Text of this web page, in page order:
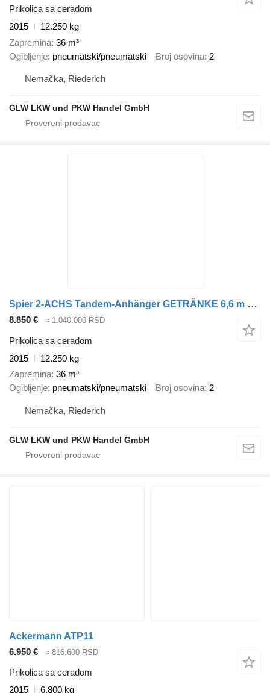
Prikolica sa ceradom
2015
12.250 kg
Zapremina 36 m³
Ogibljenje pneumatski/pneumatski Broj osovina 2
Nemačka, Riederich
GLW LKW und PKW Handel GmbH
Spier 2-ACHS Tandem-Anhänger GETRÄNKE 6,6 m LBW 2 to
8.850 € ≈ 1.040.000 RSD
Prikolica sa ceradom
2015
12.250 kg
Zapremina 36 m³
Ogibljenje pneumatski/pneumatski Broj osovina 2
Nemačka, Riederich
GLW LKW und PKW Handel GmbH
Ackermann ATP11
6.950 €
≈ 816.600 RSD
Prikolica sa ceradom
2015
6.800 kg